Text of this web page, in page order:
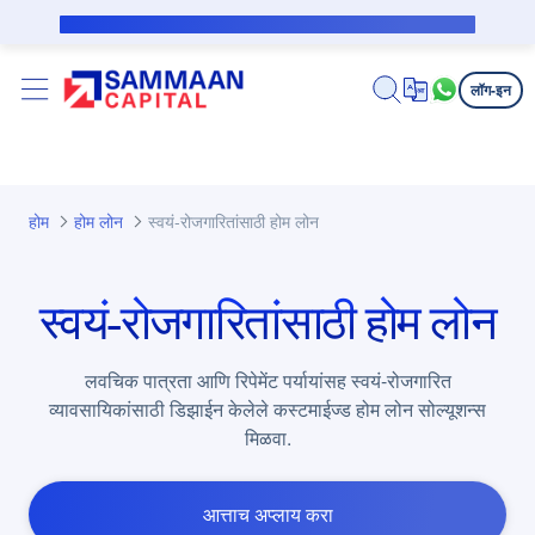
मुख्य घटक वगळा
लॉग-इन
होम होम लोन स्वयं-रोजगारितांसाठी होम लोन
स्वयं-रोजगारितांसाठी होम लोन
लवचिक पात्रता आणि रिपेमेंट पर्यायांसह स्वयं-रोजगारित
व्यावसायिकांसाठी डिझाईन केलेले कस्टमाईज्ड होम लोन सोल्यूशन्स
मिळवा.
आत्ताच अप्लाय करा